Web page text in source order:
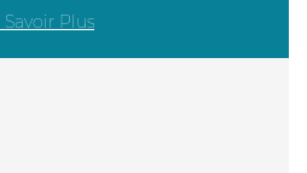
Savoir Plus